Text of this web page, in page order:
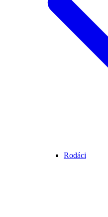
Rodáci